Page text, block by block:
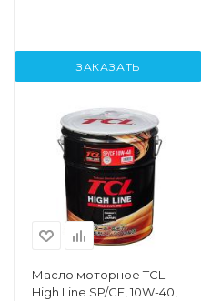
ЗАКАЗАТЬ
Масло моторное TCL
High Line SP/CF, 10W-40,